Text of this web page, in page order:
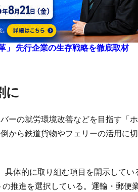
」 先行企業の生存戦略を徹底取材
に
ーの就労環境改善などを目指す「
から鉄道貨物やフェリーの活用に
体的に取り組む項目を開示してい
推進を選択している。運輸・郵便